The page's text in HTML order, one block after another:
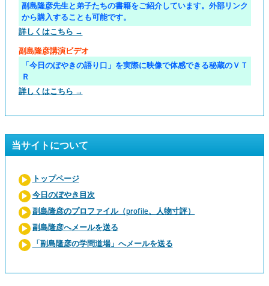
副島隆彦先生と弟子たちの書籍をご紹介しています。外部リンク
から購入することも可能です。
詳しくはこちら →
副島隆彦講演ビデオ
「今日のぼやきの語り口」を実際に映像で体感できる秘蔵のＶＴ
Ｒ
詳しくはこちら →
当サイトについて
トップページ
今日のぼやき目次
副島隆彦のプロファイル（profile、人物寸評）
副島隆彦へメールを送る
「副島隆彦の学問道場」へメールを送る